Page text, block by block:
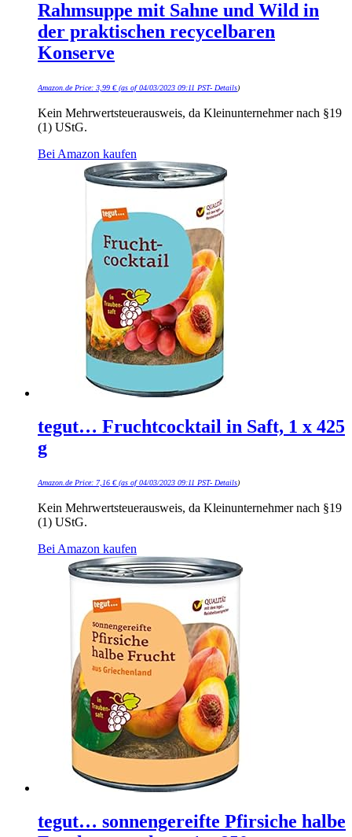
Rahmsuppe mit Sahne und Wild in
der praktischen recycelbaren
Konserve
Amazon.de Price: 3,99 €(as of 04/03/2023 09:11 PST- Details)
Kein Mehrwertsteuerausweis, da Kleinunternehmer nach §19
(1) UStG.
Bei Amazon kaufen
tegut… Fruchtcocktail in Saft, 1 x 425
g
Amazon.de Price: 7,16 €(as of 04/03/2023 09:11 PST- Details)
Kein Mehrwertsteuerausweis, da Kleinunternehmer nach §19
(1) UStG.
Bei Amazon kaufen
tegut… sonnengereifte Pfirsiche halbe